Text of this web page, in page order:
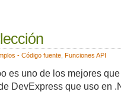
- Código fuente, Funciones API
es uno de los mejores
DevExpress que uso en